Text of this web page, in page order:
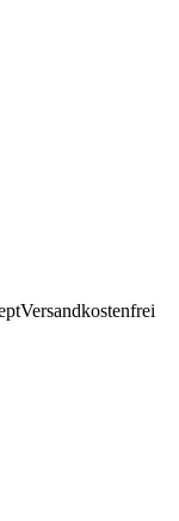
Versandkostenfrei